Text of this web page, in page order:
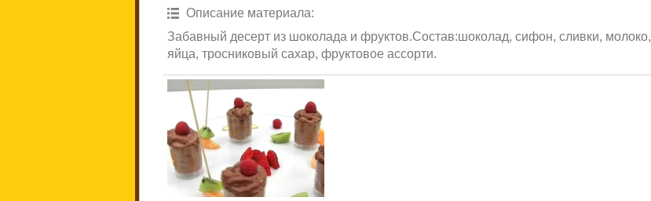
Описание материала:
Забавный десерт из шоколада и фруктов.Состав:шоколад, сифон, сливки, молоко,
яйца, тросниковый сахар, фруктовое ассорти.